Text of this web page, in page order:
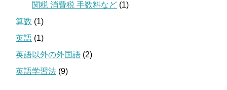
関税 消費税 手数料など (1)
算数 (1)
英語 (1)
英語以外の外国語 (2)
英語学習法 (9)